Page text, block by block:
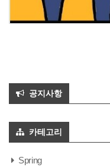
공지사항
카테고리
Spring